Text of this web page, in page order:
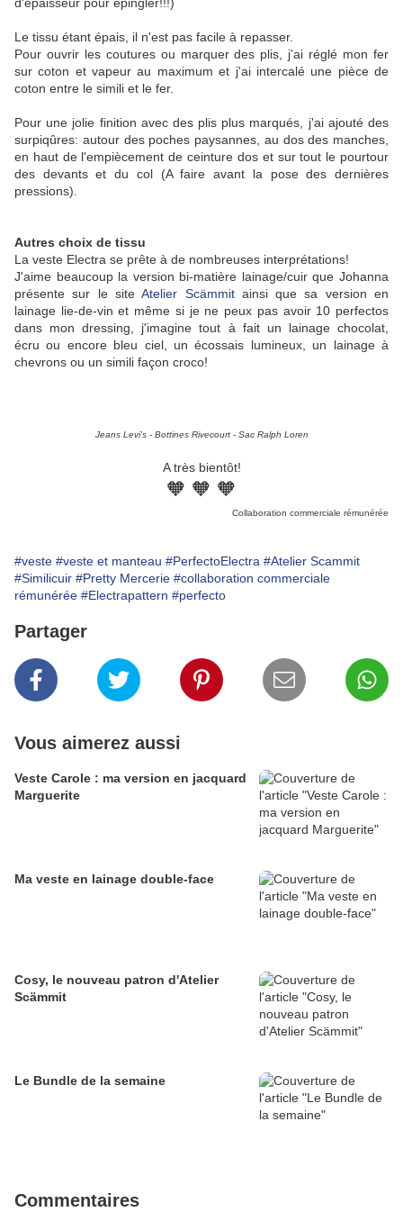
Le tissu étant épais, il n'est pas facile à repasser.
Pour ouvrir les coutures ou marquer des plis, j'ai réglé mon fer
sur coton et vapeur au maximum et j'ai intercalé une pièce de
coton entre le simili et le fer.
Pour une jolie finition avec des plis plus marqués, j'ai ajouté des
surpiqûres: autour des poches paysannes, au dos des manches,
en haut de l'empiècement de ceinture dos et sur tout le pourtour
des devants et du col (A faire avant la pose des dernières
pressions).
Autres choix de tissu
La veste Electra se prête à de nombreuses interprétations!
J'aime beaucoup la version bi-matière lainage/cuir que Johanna
présente sur le siteAtelier Scämmitainsi que sa version en
lainage lie-de-vin et même si je ne peux pas avoir 10 perfectos
dans mon dressing, j'imagine tout à fait un lainage chocolat,
écru ou encore bleu ciel, un écossais lumineux, un lainage à
chevrons ou un simili façon croco!
Jeans Levi's - Bottines Rivecourt - Sac Ralph Loren
A très bientôt!
🧡 🧡 🧡
Collaboration commerciale rémunérée
#veste #veste et manteau #PerfectoElectra #Atelier Scammit
#Similicuir #Pretty Mercerie #collaboration commerciale
rémunérée #Electrapattern #perfecto
Partager
Vous aimerez aussi
Veste Carole : ma version en jacquard
Marguerite
Ma veste en lainage double-face
Cosy, le nouveau patron d'Atelier
Scämmit
Le Bundle de la semaine
Commentaires